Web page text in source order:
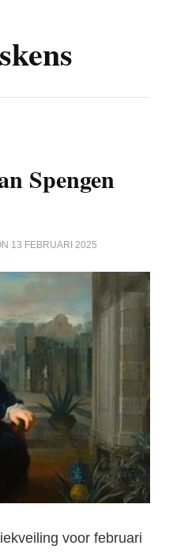
Spengen
13 FEBRUARI 2025
voor februari